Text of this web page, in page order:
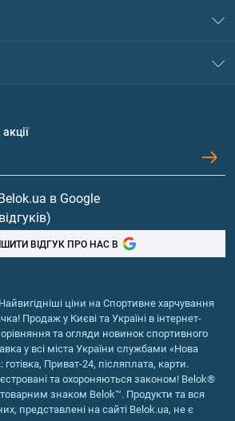
кислоти
в Google
ВІДГУК ПРО НАС В
ціни на Спортивне харчування
Продаж у Києві та Україні в інтернет-
та огляди новинок спортивного
у всі міста України службами «Нова
Приват-24, післяплата, карти.
та охороняються законом! Belok®
знаком Belok™. Продукти та вся
представлені на сайті Belok.ua, не є